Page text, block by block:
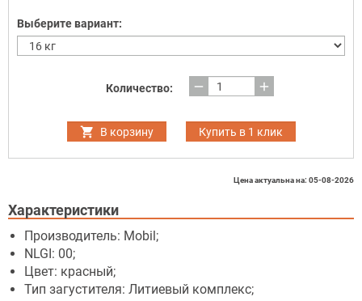
Выберите вариант:
Количество: remove add
В корзину Купить в 1 клик
Цена актуальна на: 05-08-2026
Характеристики
Производитель: Mobil;
NLGI: 00;
Цвет: красный;
Тип загустителя: Литиевый комплекс;